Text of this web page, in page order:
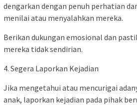
dengarkan dengan penuh perhatian
menilai atau menyalahkan mereka.
Berikan dukungan emosional dan
mereka tidak sendirian.
4. Segera Laporkan Kejadian
Jika mengetahui atau mencurigai
anak, laporkan kejadian pada pihak